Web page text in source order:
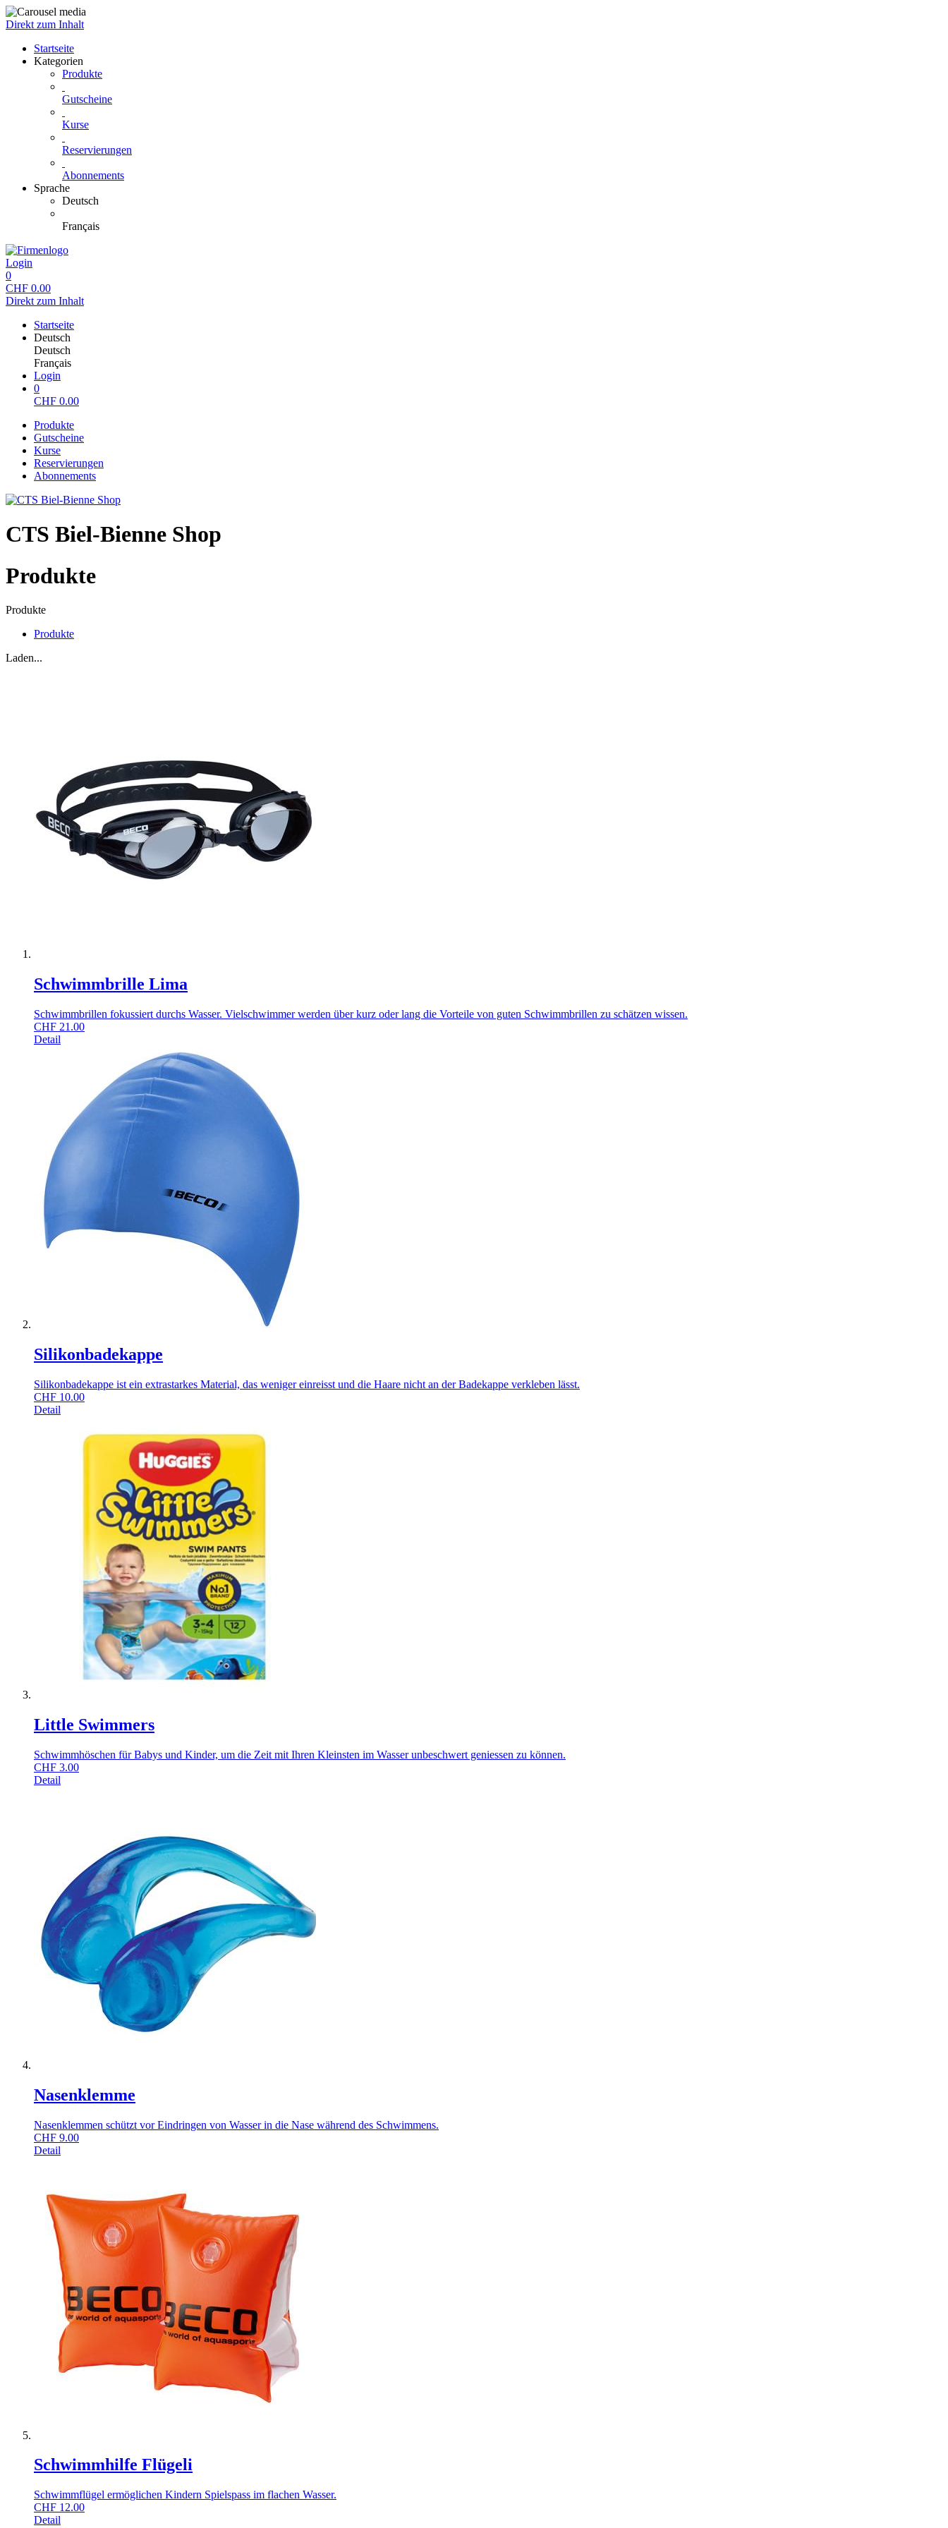
Direkt zum Inhalt
Startseite
Kategorien
Produkte
Gutscheine
Kurse
Reservierungen
Abonnements
Sprache
Deutsch
Français
Login
0
CHF 0.00
Direkt zum Inhalt
Startseite
Deutsch
Deutsch
Français
Login
0
CHF 0.00
Produkte
Gutscheine
Kurse
Reservierungen
Abonnements
CTS Biel-Bienne Shop
Produkte
Produkte
Produkte
Laden...
Schwimmbrille Lima
Schwimmbrillen fokussiert durchs Wasser. Vielschwimmer werden über kurz oder lang die Vorteile von guten Schwimmbrillen zu schätzen wissen.
CHF 21.00
Detail
Silikonbadekappe
Silikonbadekappe ist ein extrastarkes Material, das weniger einreisst und die Haare nicht an der Badekappe verkleben lässt.
CHF 10.00
Detail
Little Swimmers
Schwimmhöschen für Babys und Kinder, um die Zeit mit Ihren Kleinsten im Wasser unbeschwert geniessen zu können.
CHF 3.00
Detail
Nasenklemme
Nasenklemmen schützt vor Eindringen von Wasser in die Nase während des Schwimmens.
CHF 9.00
Detail
Schwimmhilfe Flügeli
Schwimmflügel ermöglichen Kindern Spielspass im flachen Wasser.
CHF 12.00
Detail